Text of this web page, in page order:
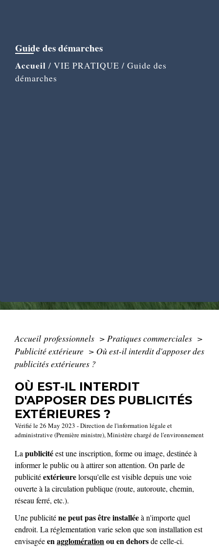
Guide des démarches
Accueil / VIE PRATIQUE / Guide des
démarches
Accueil professionnels > Pratiques commerciales >
Publicité extérieure > Où est-il interdit d'apposer des
publicités extérieures ?
OÙ EST-IL INTERDIT
D'APPOSER DES PUBLICITÉS
EXTÉRIEURES ?
Vérifié le 26 May 2023 - Direction de l'information légale et
administrative (Première ministre), Ministère chargé de l'environnement
La publicitéest une inscription, forme ou image, destinée à
informer le public ou à attirer son attention. On parle de
publicitéextérieurelorsqu'elle est visible depuis une voie
ouverte à la circulation publique (route, autoroute, chemin,
réseau ferré, etc.).
Une publiciténe peut pas être installéeà n'importe quel
endroit. La réglementation varie selon que son installation est
envisagéeenagglomérationou en dehorsde celle-ci.